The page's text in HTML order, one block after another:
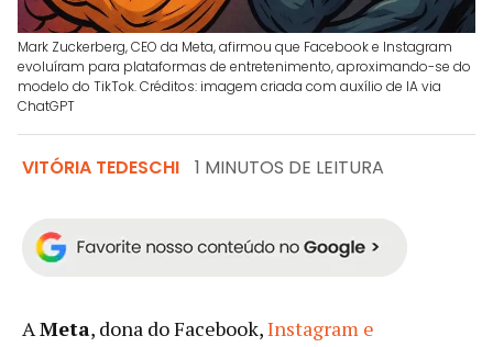
Mark Zuckerberg, CEO da Meta, afirmou que Facebook e Instagram
evoluíram para plataformas de entretenimento, aproximando-se do
modelo do TikTok. Créditos: imagem criada com auxílio de IA via
ChatGPT
VITÓRIA TEDESCHI 1 MINUTOS DE LEITURA
AMeta, dona do Facebook,Instagram e